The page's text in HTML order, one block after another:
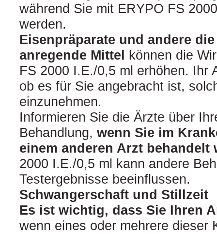
während Sie mit ERYPO FS
werden.
Eisenpräparate und andere
anregende Mittel
können die
FS 2000 I.E./0,5 ml erhöhen. Ihr
ob es für Sie angebracht ist,
einzunehmen.
Informieren Sie die Ärzte über
Behandlung, wenn Sie im
einem anderen Arzt behandelt
2000 I.E./0,5 ml kann andere
Testergebnisse beeinflussen.
Schwangerschaft und Stillzeit
Es ist wichtig, dass Sie Ihren
wenn eines oder mehrere dieser